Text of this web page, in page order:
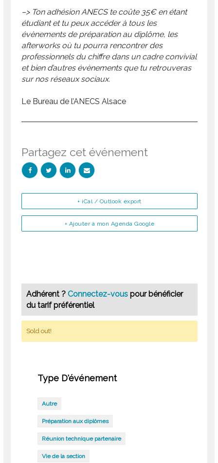
–> Ton adhésion ANECS te coûte 35€ en étant
étudiant et tu peux accéder à tous les
évènements de préparation au diplôme, les
afterworks où tu pourra rencontrer des
professionnels du chiffre dans un cadre convivial
et bien d’autres évènements que tu retrouveras
sur nos réseaux sociaux.
Le Bureau de l’ANECS Alsace
Partagez cet événement
+ Ajouter à mon Agenda Google
+ iCal / Outlook export
Adhérent ?Connectez-vouspour bénéficier
du tarif préférentiel
Sold out!
Type D'événement
Autre
Préparation aux diplômes
Réunion technique partenaire
Vie de la section